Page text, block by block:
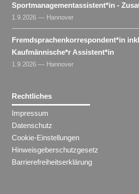
Sportmanagementassistent​*in -
1.9.2026 — Hannover
Fremdsprachenkorrespondent​*in
Kaufmännische*r Assistent​*in
1.9.2026 — Hannover
Rechtliches
Impressum
Datenschutz
Cookie-Einstellungen
Hinweisgeberschutzgesetz
Barrierefreiheitserklärung